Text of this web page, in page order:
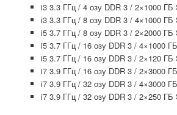
i3 3.3 ГГц / 4 озу DDR 3 / 2×1000 ГБ
i3 3.3 ГГц / 8 озу DDR 3 / 4×1000 ГБ
i5 3.7 ГГц / 8 озу DDR 3 / 2×2000 ГБ
i5 3.7 ГГц / 16 озу DDR 3 / 4×1000
i5 3.7 ГГц / 16 озу DDR 3 / 2×120 ГБ
i7 3.9 ГГц / 16 озу DDR 3 / 2×3000
i7 3.9 ГГц / 32 озу DDR 3 / 4×3000
i7 3.9 ГГц / 32 озу DDR 3 / 2×250 ГБ